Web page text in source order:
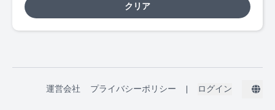
クリア
運営会社 プライバシーポリシー | ログイン